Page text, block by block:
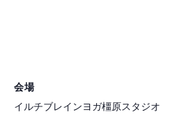
会場
イルチブレインヨガ橿原スタジオ